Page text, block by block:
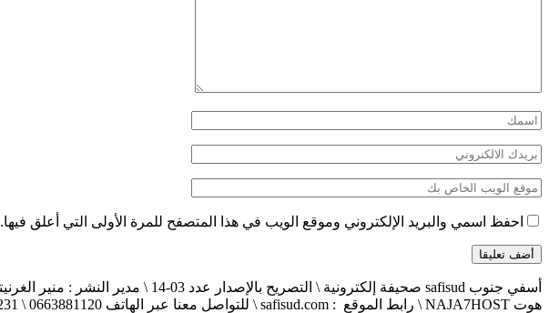
احفظ اسمي والبريد الإلكتروني وموقع الويب في هذا المتصفح للمرة الأولى التي أعلق فيها.
هوت NAJA7HOST \ رابط الموقع : safisud.com \ للتواصل معنا عبر الهاتف 0663881120 \ 0524657231 \ البريد الإلكتروني : safisud2014@gmail.com